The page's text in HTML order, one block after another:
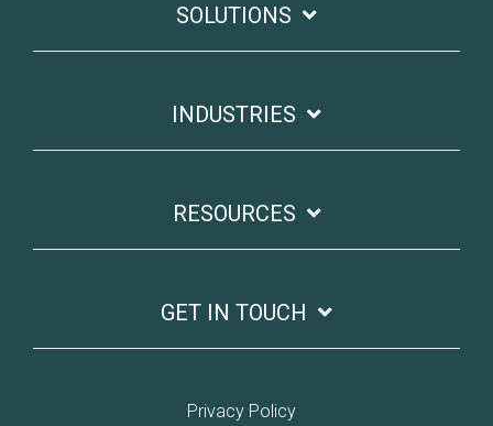
SOLUTIONS
INDUSTRIES
RESOURCES
GET IN TOUCH
Privacy Policy